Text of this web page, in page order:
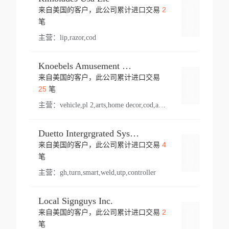
来自美国的客户，此公司累计进口交易 2
笔
主营： lip,razor,cod
Knoebels Amusement Resort
来自美国的客户，此公司累计进口交易
25笔
主营： vehicle,pl 2,arts,home decor,cod,amusement ride,sea
Duetto Intergrgrated Systems Inc.
来自美国的客户，此公司累计进口交易 4
笔
主营： gh,turn,smart,weld,utp,controller
Local Signguys Inc.
来自美国的客户，此公司累计进口交易 2
笔